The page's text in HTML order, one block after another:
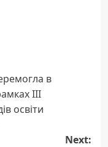
в
ІІІ
освіти
Next: